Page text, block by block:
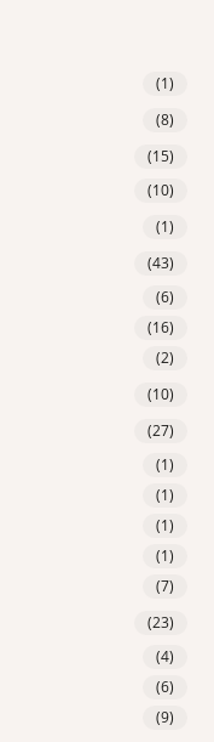
(1)
(8)
(15)
(10)
(1)
(43)
(6)
(16)
(2)
(10)
(27)
(1)
(1)
(1)
(1)
(7)
(23)
(4)
(6)
(9)